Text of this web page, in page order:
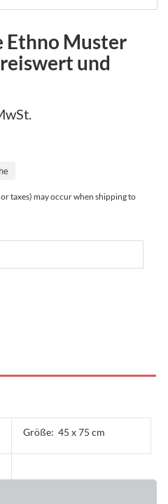
Muster
und
taxes) may occur when shipping to
Größe: 45 x 75 cm